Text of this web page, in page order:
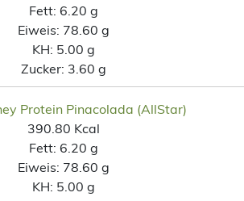
Fett: 6.20 g
Eiweis: 78.60 g
KH: 5.00 g
Zucker: 3.60 g
Protein Pinacolada (AllStar)
390.80 Kcal
Fett: 6.20 g
Eiweis: 78.60 g
KH: 5.00 g